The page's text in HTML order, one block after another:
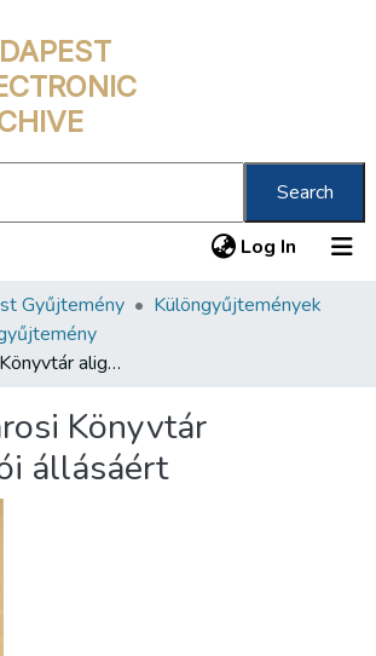
Search
Log In (current)
Gyűjtemény
Különgyűjtemények
Harc a Városi Könyvtár aligazgatói állásáért
Könyvtár
állásáért